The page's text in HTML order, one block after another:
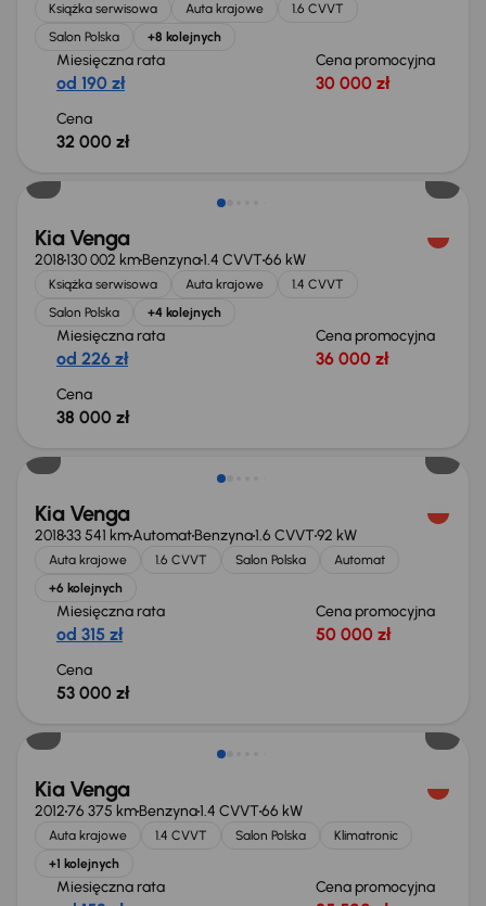
Książka serwisowa Auta krajowe
1.6 CVVT
Salon Polska
+8 kolejnych
Miesięczna rata
od 190 zł
Cena promocyjna
30 000 zł
Cena
32 000 zł
Kia Venga
2018130 002 kmBenzyna1.4 CVVT66 kW
Książka serwisowa Auta krajowe
1.4 CVVT
Salon Polska
+4 kolejnych
Miesięczna rata
od 226 zł
Cena promocyjna
36 000 zł
Cena
38 000 zł
Kia Venga
201833 541 kmAutomatBenzyna1.6 CVVT92 kW
Auta krajowe 1.6 CVVT Salon Polska
Automat
+6 kolejnych
Miesięczna rata
od 315 zł
Cena promocyjna
50 000 zł
Cena
53 000 zł
Kia Venga
201276 375 kmBenzyna1.4 CVVT66 kW
Auta krajowe 1.4 CVVT Salon Polska
Klimatronic
+1 kolejnych
Miesięczna rata Cena promocyjna